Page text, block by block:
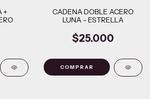
+
CADENA DOBLE ACERO
LUNA - ESTRELLA
$25.000